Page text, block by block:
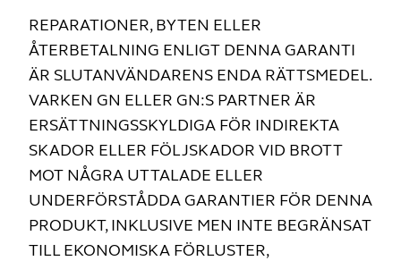
REPARATIONER, BYTEN ELLER
ÅTERBETALNING ENLIGT DENNA GARANTI
ÄR SLUTANVÄNDARENS ENDA RÄTTSMEDEL.
VARKEN GN ELLER GN:S PARTNER ÄR
ERSÄTTNINGSSKYLDIGA FÖR INDIREKTA
SKADOR ELLER FÖLJSKADOR VID BROTT
MOT NÅGRA UTTALADE ELLER
UNDERFÖRSTÅDDA GARANTIER FÖR DENNA
PRODUKT, INKLUSIVE MEN INTE BEGRÄNSAT
TILL EKONOMISKA FÖRLUSTER,